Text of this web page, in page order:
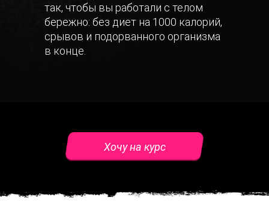
так, чтобы вы работали с телом
бережно: без диет на 1000 калорий,
срывов и подорванного организма
в конце.
Хочу на курс